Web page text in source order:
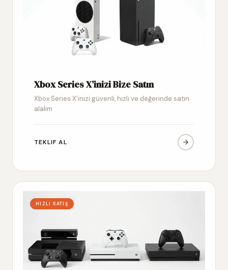
Xbox Series X’inizi Bize Satın
Xbox Series X’inizi güvenli, hızlı ve değerinde satın
alalım
TEKLIF AL
HIZLI SATIŞ